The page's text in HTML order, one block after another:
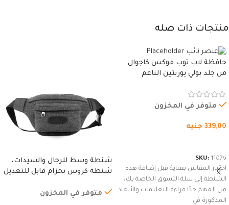
منتجات ذات صله
حافظة لاب توب فوكس كاجوال
من جلد بولي يوريثين الناعم
وسوستة.
متوفر في المخزون
339,00 جنيه
SKU: 11076
اختيار المقاس بعناية قبل إضافة هذه
الشنطة إلى سلة التسوق الخاصة بك،
من المهم جدًا قراءة التعليمات والأبعاد
المذكورة في
شنطة وسط للرجال والسيدات،
شنطة كروس بحزام قابل للتعديل
السفر، الجري العادي، المشي
متوفر في المخزون